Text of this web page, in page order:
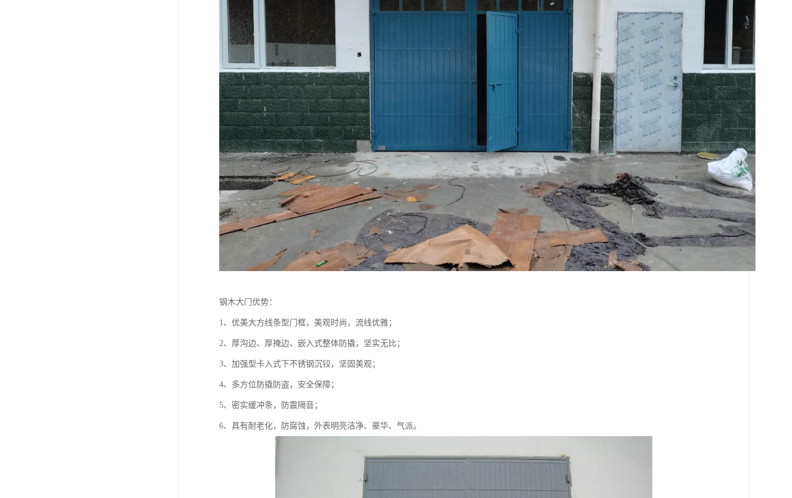
钢木大门优势：
1、优美大方线条型门框，美观时尚，流线优雅；
2、厚沟边、厚掩边、嵌入式整体防撬，坚实无比；
3、加强型卡入式下不锈钢沉铰，坚固美观；
4、多方位防撬防盗，安全保障；
5、密实缓冲条，防震隔音；
6、具有耐老化，防腐蚀，外表明亮洁净、豪华、气派。